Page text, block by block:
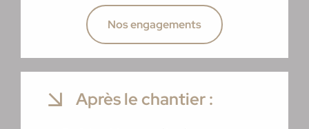
Nos engagements
Après le chantier :